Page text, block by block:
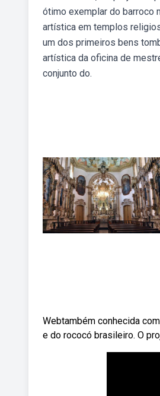
ótimo exemplar do barroco
artística em templos
um dos primeiros bens
artística da oficina de
conjunto do.
Webtambém conhecida
e do rococó brasileiro. O